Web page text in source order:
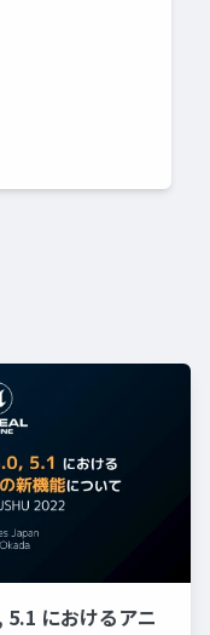
におけるアニ